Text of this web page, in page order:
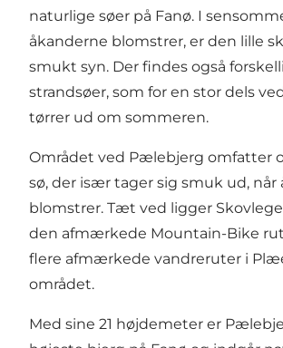
naturlige søer på Fanø. I
åkanderne blomstrer, er den lille
smukt syn. Der findes også
strandsøer, som for en stor dels
tørrer ud om sommeren.
Området ved Pælebjerg omfatter
sø, der især tager sig smuk ud, når
blomstrer. Tæt ved ligger
den afmærkede Mountain-Bike
flere afmærkede vandreruter i
området.
Med sine 21 højdemeter er